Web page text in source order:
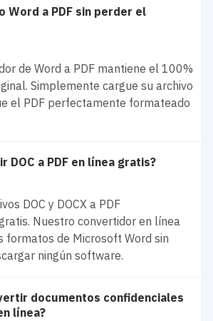
Word a PDF sin perder el
de Word a PDF mantiene el 100%
Simplemente cargue su archivo
el PDF perfectamente formateado
DOC a PDF en línea gratis?
DOC y DOCX a PDF
Nuestro convertidor en línea
formatos de Microsoft Word sin
ningún software.
documentos confidenciales
línea?